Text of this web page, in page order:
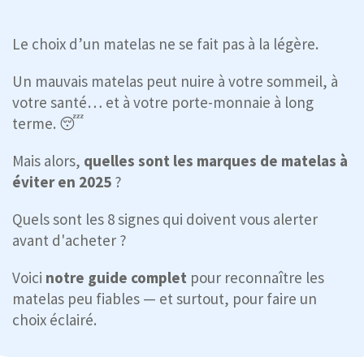
Le choix d’un matelas ne se fait pas à la légère.
Un mauvais matelas peut nuire à votre sommeil, à
votre santé… et à votre porte-monnaie à long
terme. 😴
Mais alors, quelles sont les marques de matelas à
éviter en 2025 ?
Quels sont les 8 signes qui doivent vous alerter
avant d'acheter ?
Voici notre guide complet pour reconnaître les
matelas peu fiables — et surtout, pour faire un
choix éclairé.